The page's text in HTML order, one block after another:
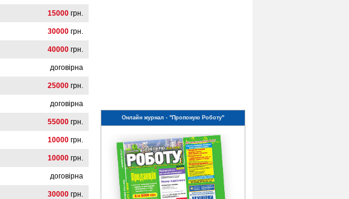
15000 грн.
30000 грн.
40000 грн.
договірна
25000 грн.
договірна
55000 грн.
10000 грн.
10000 грн.
договірна
30000 грн.
Онлайн журнал - "Пропоную Роботу"